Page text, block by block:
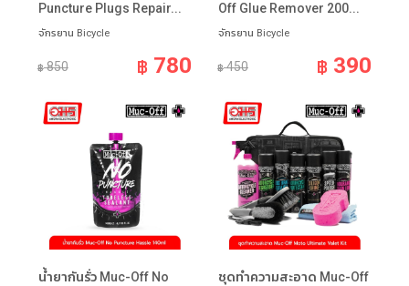
Puncture Plugs Repair...
จักรยาน Bicycle
฿850 ฿ 780
Off Glue Remover 200...
จักรยาน Bicycle
฿450 ฿ 390
น้ำยากันรั่ว Muc-Off No
ชุดทำความสะอาด Muc-Off